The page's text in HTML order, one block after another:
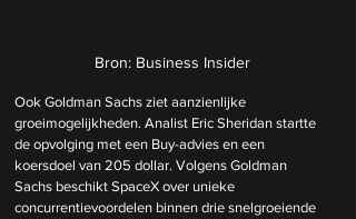
Bron: Business Insider
Ook Goldman Sachs ziet aanzienlijke
groeimogelijkheden. Analist Eric Sheridan startte
de opvolging met een Buy-advies en een
koersdoel van 205 dollar. Volgens Goldman
Sachs beschikt SpaceX over unieke
concurrentievoordelen binnen drie snelgroeiende